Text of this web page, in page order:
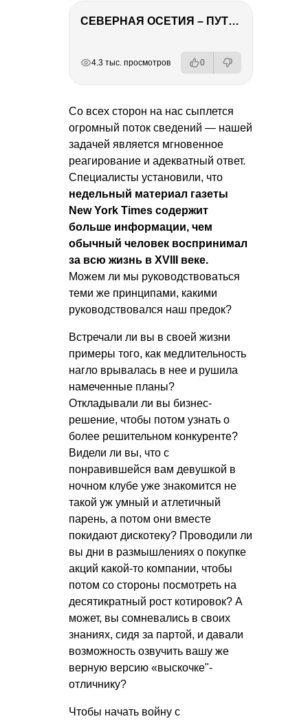
СЕВЕРНАЯ ОСЕТИЯ – ПУТЕШЕСТВИЕ НА КАВКАЗ часть 4
4.3 тыс. просмотров 0
Со всех сторон на нас сыплется
огромный поток сведений — нашей
задачей является мгновенное
реагирование и адекватный ответ.
Специалисты установили, что
недельный материал газеты
New York Times содержит
больше информации, чем
обычный человек воспринимал
за всю жизнь в XVIII веке.
Можем ли мы руководствоваться
теми же принципами, какими
руководствовался наш предок?
Встречали ли вы в своей жизни
примеры того, как медлительность
нагло врывалась в нее и рушила
намеченные планы?
Откладывали ли вы бизнес-
решение, чтобы потом узнать о
более решительном конкуренте?
Видели ли вы, что с
понравившейся вам девушкой в
ночном клубе уже знакомится не
такой уж умный и атлетичный
парень, а потом они вместе
покидают дискотеку? Проводили ли
вы дни в размышлениях о покупке
акций какой-то компании, чтобы
потом со стороны посмотреть на
десятикратный рост котировок? А
может, вы сомневались в своих
знаниях, сидя за партой, и давали
возможность озвучить вашу же
верную версию «выскочке"-
отличнику?
Чтобы начать войну с